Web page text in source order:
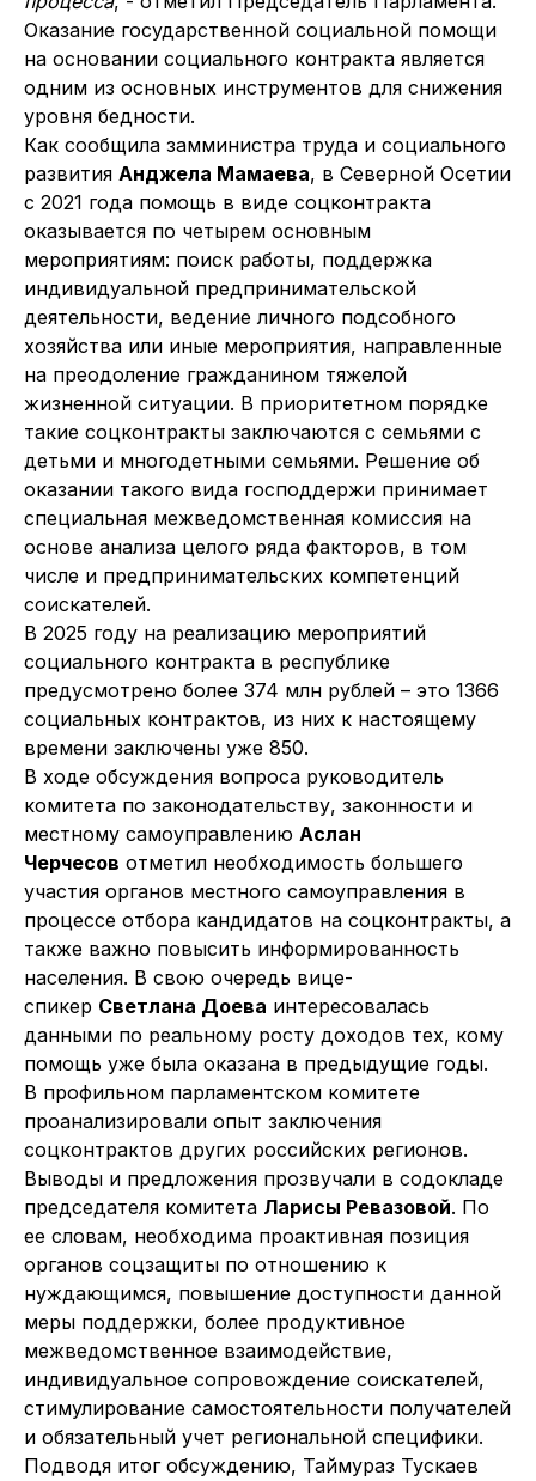
Оказание государственной социальной помощи
на основании социального контракта является
одним из основных инструментов для снижения
уровня бедности.
Как сообщила замминистра труда и социального
развития Анджела Мамаева, в Северной Осетии
с 2021 года помощь в виде соцконтракта
оказывается по четырем основным
мероприятиям: поиск работы, поддержка
индивидуальной предпринимательской
деятельности, ведение личного подсобного
хозяйства или иные мероприятия, направленные
на преодоление гражданином тяжелой
жизненной ситуации. В приоритетном порядке
такие соцконтракты заключаются с семьями с
детьми и многодетными семьями. Решение об
оказании такого вида господдержи принимает
специальная межведомственная комиссия на
основе анализа целого ряда факторов, в том
числе и предпринимательских компетенций
соискателей.
В 2025 году на реализацию мероприятий
социального контракта в республике
предусмотрено более 374 млн рублей – это 1366
социальных контрактов, из них к настоящему
времени заключены уже 850.
В ходе обсуждения вопроса руководитель
комитета по законодательству, законности и
местному самоуправлению Аслан
Черчесов отметил необходимость большего
участия органов местного самоуправления в
процессе отбора кандидатов на соцконтракты, а
также важно повысить информированность
населения. В свою очередь вице-
спикер Светлана Доева интересовалась
данными по реальному росту доходов тех, кому
помощь уже была оказана в предыдущие годы.
В профильном парламентском комитете
проанализировали опыт заключения
соцконтрактов других российских регионов.
Выводы и предложения прозвучали в содокладе
председателя комитета Ларисы Ревазовой. По
ее словам, необходима проактивная позиция
органов соцзащиты по отношению к
нуждающимся, повышение доступности данной
меры поддержки, более продуктивное
межведомственное взаимодействие,
индивидуальное сопровождение соискателей,
стимулирование самостоятельности получателей
и обязательный учет региональной специфики.
Подводя итог обсуждению, Таймураз Тускаев